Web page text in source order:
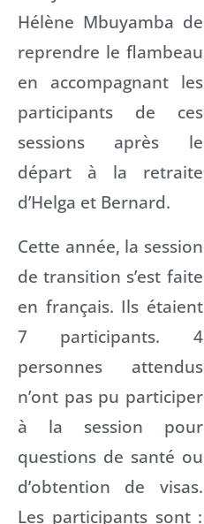
Hélène Mbuyamba de
reprendre le flambeau
en accompagnant les
participants de ces
sessions après le
départ à la retraite
d’Helga et Bernard.
Cette année, la session
de transition s’est faite
en français. Ils étaient
7 participants. 4
personnes attendus
n’ont pas pu participer
à la session pour
questions de santé ou
d’obtention de visas.
Les participants sont :